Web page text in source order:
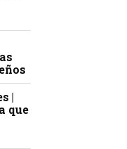
|
que